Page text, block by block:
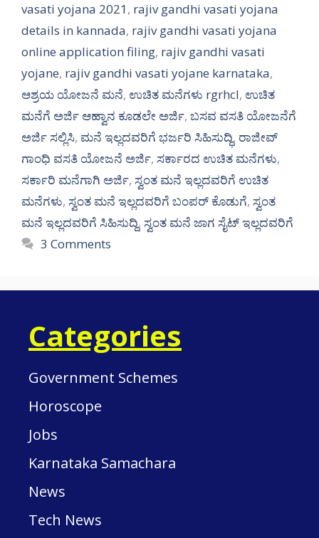
vasati yojana 2021, rajiv gandhi vasati yojana
details in kannada, rajiv gandhi vasati yojana
online application filing, rajiv gandhi vasati
yojane, rajiv gandhi vasati yojane karnataka,
ಆಶ್ರಯ ಯೋಜನೆ ಮನೆ, ಉಚಿತ ಮನೆಗಳು rgrhcl, ಉಚಿತ
ಮನೆಗೆ ಅರ್ಜಿ ಆಹ್ವಾನ ಕೂಡಲೇ ಅರ್ಜಿ, ಬಸವ ವಸತಿ ಯೋಜನೆಗೆ
ಅರ್ಜಿ ಸಲ್ಲಿಸಿ, ಮನೆ ಇಲ್ಲದವರಿಗೆ ಭರ್ಜರಿ ಸಿಹಿಸುದ್ಧಿ, ರಾಜೀವ್
ಗಾಂಧಿ ವಸತಿ ಯೋಜನೆ ಅರ್ಜಿ, ಸರ್ಕಾರದ ಉಚಿತ ಮನೆಗಳು,
ಸರ್ಕಾರಿ ಮನೆಗಾಗಿ ಅರ್ಜಿ, ಸ್ವಂತ ಮನೆ ಇಲ್ಲದವರಿಗೆ ಉಚಿತ
ಮನೆಗಳು, ಸ್ವಂತ ಮನೆ ಇಲ್ಲದವರಿಗೆ ಬಂಪರ್ ಕೊಡುಗೆ, ಸ್ವಂತ
ಮನೆ ಇಲ್ಲದವರಿಗೆ ಸಿಹಿಸುದ್ದಿ, ಸ್ವಂತ ಮನೆ ಜಾಗ ಸೈಟ್ ಇಲ್ಲದವರಿಗೆ
3 Comments
Categories
Government Schemes
Horoscope
Jobs
Karnataka Samachara
News
Tech News